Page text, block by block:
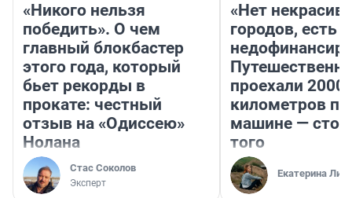
«Никого нельзя
победить». О чем
главный блокбастер
этого года, который
бьет рекорды в
прокате: честный
отзыв на «Одиссею»
Нолана
Стас Соколов
Эксперт
«Нет
городов, есть
проехали 2000
километров по
машине —
того
Екатерина